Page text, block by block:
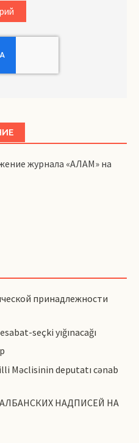
журнала «АЛАМ» на
принадлежности
seçki yığınacağı
Məclisinin deputatı cənab
НАДПИСЕЙ НА